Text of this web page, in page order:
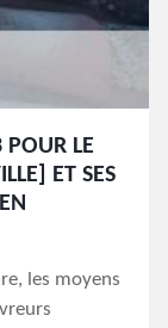
POUR LE
ET SES
les moyens